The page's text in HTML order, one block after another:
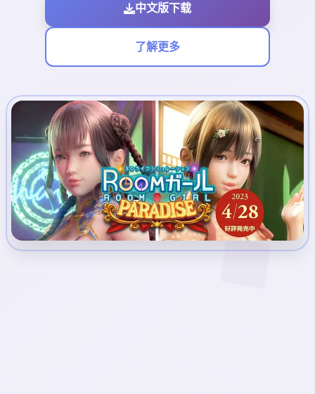
中文版下载
了解更多